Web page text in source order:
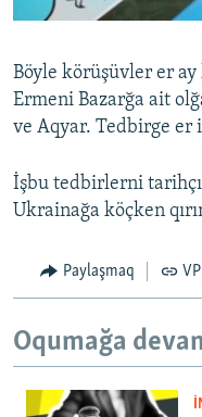
Böyle körüşüvler er ay
Ermeni Bazarğa ait
ve Aqyar. Tedbirge er
İşbu tedbirlerni tarihçı
Ukrainağa köçken
Paylaşmaq
Oqumağa